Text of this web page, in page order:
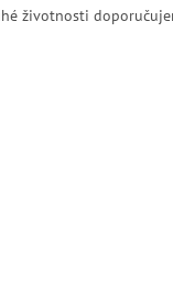
životnosti